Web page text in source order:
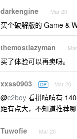
darkengine Mar 20
买个破解版的 Game &
themostlazyman
买了体验可以再卖呀。
xxss0903 OP Mar 20
@c2boy 看拼嘻嘻有
距有点大，不知道推荐
Tuwofie Mar 20